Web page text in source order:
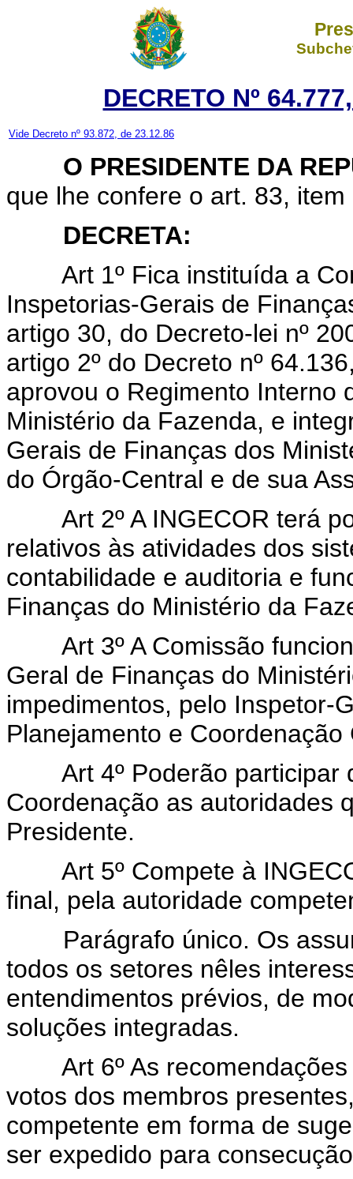
DECRETO Nº
Vide Decreto nº 93.872, de 23.12.86
O PRESIDENTE DA
que lhe confere o art. 83,
DECRETA:
Art 1º Fica instituída a
Inspetorias-Gerais de
artigo 30, do Decreto-lei nº
artigo 2º do Decreto nº
aprovou o Regimento Interno
Ministério da Fazenda, e
Gerais de Finanças dos
do Órgão-Central e de sua
Art 2º A INGECOR terá
relativos às atividades dos
contabilidade e auditoria e
Finanças do Ministério da
Art 3º A Comissão
Geral de Finanças do
impedimentos, pelo Inspetor-
Planejamento e Coordenação
Art 4º Poderão participar
Coordenação as
Presidente.
Art 5º Compete à
final, pela autoridade
Parágrafo único. Os
todos os setores nêles
entendimentos prévios, de
soluções integradas.
Art 6º As recomendações
votos dos membros
competente em forma de
ser expedido para